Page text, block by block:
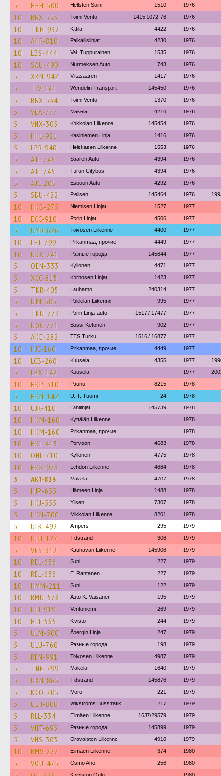
5 HHH-500 Hellsten Soini 1510 1976
10 RBX-553 Toimi Vento 1415 1072-76 1976
10 TKH-932 Kittilä 4422 1976
10 AHR-810 Paikallislinjat 4230 1976
10 LBS-444 Vel. Tuppurainen 1535 1976
10 SAU-490 Nurmeksen Auto 743 1976
5 XBN-942 Viitasaaren 1417 1976
5 TJV-141 Wendelin Transport 145450 1976
5 RBX-534 Toimi Vento 1370 1976
5 VEA-777 Mäkela 4216 1976
5 VNX-305 Kokkolan Liikenne 145454 1976
5 HHL-921 Kasiniemen Linja 1416 1976
5 LBR-940 Heiskasen Liikenne 1553 1976
5 AJL-745 Saaren Auto 4394 1976
5 AJL-745 Turun Citybus 4394 1976
5 AJC-205 Espoon Auto 4292 1976
5 SBU-422 Pielisen 145464 1976
10 HKB-275 Niemisen Linjat 1527 1977
10 ECC-910 Porin Linjat 4506 1977
5 UMR-626 Toivosen Liikenne 4400 1977
10 LFT-799 Pirkanmaa, прочие 4449 1977
10 UKX-241 Разные города 145644 1977
5 OEN-333 Kyllonen 4471 1977
5 XCC-815 Korhosen Linjat 1423 1977
5 TKR-405 Lauhamo 240314 1977
5 UJN-505 Pukkilan Liikenne 995 1977
5 TKU-773 Porin Linja-auto 1517 / 17477 1977
5 UOC-771 Bussi-Ketonen 902 1977
5 AKE-282 TTS Turku 1516 / 16877 1977
10 HJC-160 Pirkanmaa, прочие 4449 1977
10 LCB-260 Kuusela 4355 1977
5 LBX-142 Kuusela 1977
10 HKP-310 Paunu 8215 1978
5 HKN-142 U. T. Tuomi 24 1978
10 UJR-410 Lähilinjat 145739 1978
10 HKM-160 Kyttälän Liikenne 1978
10 HKM-160 Pirkanmaa, прочие 1978
10 HKL-415 Porvoon 4683 1978
10 OHL-710 Kyllonen 4775 1978
10 HKK-978 Lehdon Liikenne 4684 1978
5 AKT-813 Mäkela 4707 1978
5 HJP-655 Hämeen Linja 1488 1978
5 HKJ-555 Ylisen 7307 1978
5 HKN-700 Mikkolan Liikenne 8201 1978
5 ULK-492 Ampers 295 1979
10 ULU-127 Tidstrand 306 1979
5 VRS-312 Kauhavan Liikenne 145906 1979
10 REL-636 Suni 227 1979
10 REL-636 E. Rantanen 227 1979
10 HMM-211 Suni 122 1979
10 RMU-578 Auto K. Vaisanen 195 1979
10 ULJ-919 Ventoniemi 269 1979
10 HLT-565 Kivistö 244 1979
5 ULM-500 Åbergin Linja 247 1979
5 ULU-760 Разные города 198 1979
5 REN-991 Toivosen Liikenne 4987 1979
5 TNE-799 Mäkela 1640 1979
5 UXN-865 Tidstrand 145876 1979
5 KCO-705 Mörö 221 1979
5 ULH-800 Wikströms Busstrafik 217 1979
5 RLL-334 Elimäen Liikenne 1637/29579 1979
5 VHT-695 Разные города 145899 1979
5 VHS-303 Oravaisten Liikenne 4910 1979
10 RMV-277 Elimäen Liikenne 374 1980
5 VOU-475 Osmo Aho 256 1980
Koiviston Oulu 1980